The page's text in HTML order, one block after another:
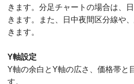
きます。分足チャートの場合は、
きます。また、日中夜間区分線や
きます。
Y軸設定
Y軸の余白とY軸の広さ、価格帯と
す。